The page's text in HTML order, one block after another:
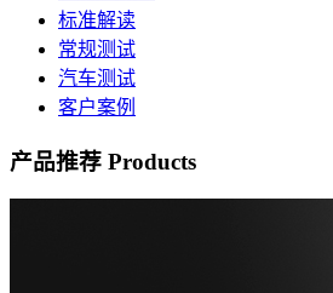
标准解读
常规测试
汽车测试
客户案例
产品推荐 Products